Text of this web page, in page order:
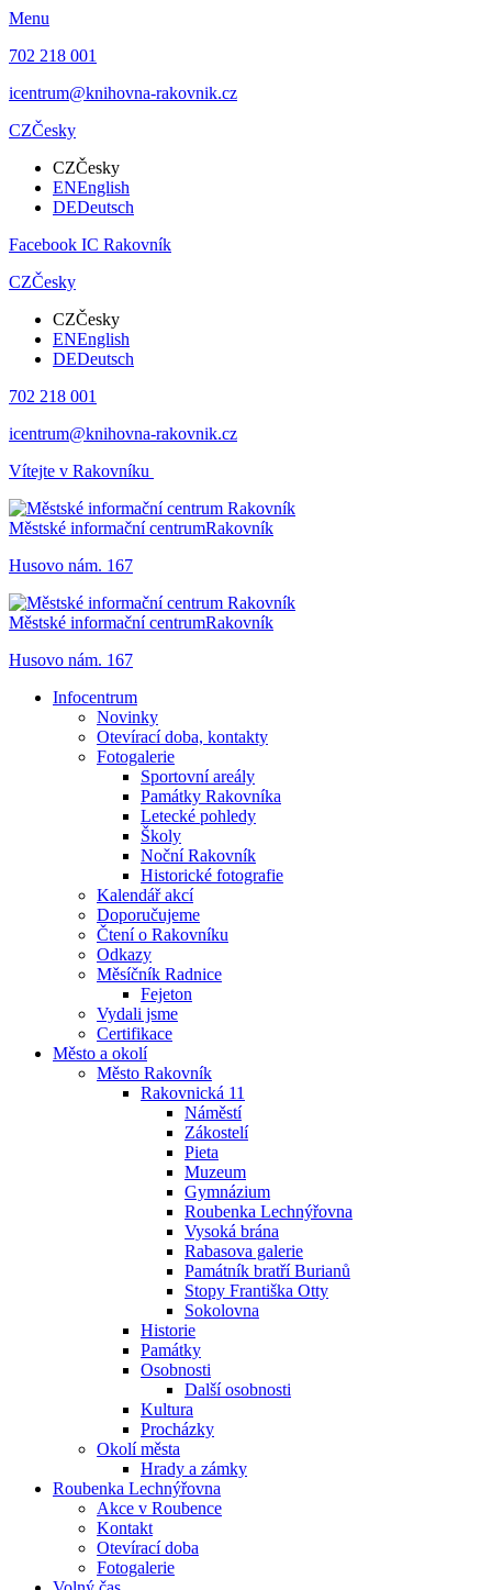
Menu
702 218 001
icentrum@knihovna-rakovnik.cz
CZČesky
CZČesky
ENEnglish
DEDeutsch
Facebook IC Rakovník
CZČesky
CZČesky
ENEnglish
DEDeutsch
702 218 001
icentrum@knihovna-rakovnik.cz
Vítejte v Rakovníku
Městské informační centrumRakovník
Husovo nám. 167
Městské informační centrumRakovník
Husovo nám. 167
Infocentrum
Novinky
Otevírací doba, kontakty
Fotogalerie
Sportovní areály
Památky Rakovníka
Letecké pohledy
Školy
Noční Rakovník
Historické fotografie
Kalendář akcí
Doporučujeme
Čtení o Rakovníku
Odkazy
Měsíčník Radnice
Fejeton
Vydali jsme
Certifikace
Město a okolí
Město Rakovník
Rakovnická 11
Náměstí
Zákostelí
Pieta
Muzeum
Gymnázium
Roubenka Lechnýřovna
Vysoká brána
Rabasova galerie
Památník bratří Burianů
Stopy Františka Otty
Sokolovna
Historie
Památky
Osobnosti
Další osobnosti
Kultura
Procházky
Okolí města
Hrady a zámky
Roubenka Lechnýřovna
Akce v Roubence
Kontakt
Otevírací doba
Fotogalerie